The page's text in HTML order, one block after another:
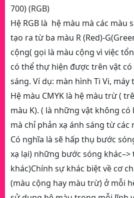
700) (RGB)
Hệ RGB là hệ màu mà các màu
tạo ra từ ba màu R (Red)-
cộng( gọi là màu cộng vì việc
có thể thự hiện được trên vật
sáng. Ví dụ: màn hình Ti Vi,
Hệ màu CMYK là hệ màu trừ (
màu K). ( là những vật không
mà chỉ phản xạ ánh sáng từ
Có nghĩa là sẽ hấp thụ bước
xạ lại) những bước sóng
khác)Chính sự khác biệt về cơ
(màu cộng hay màu trừ) ở mỗi